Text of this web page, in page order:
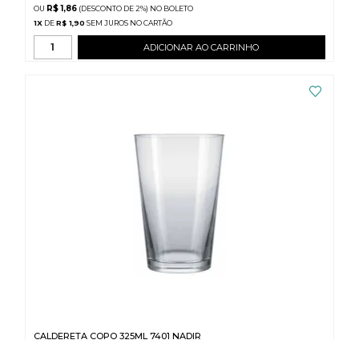
R$ 1,86 (DESCONTO DE 2%) NO BOLETO
1X DE R$ 1,90 SEM JUROS
ADICIONAR AO CARRINHO
CALDERETA COPO 325ML 7401 NADIR